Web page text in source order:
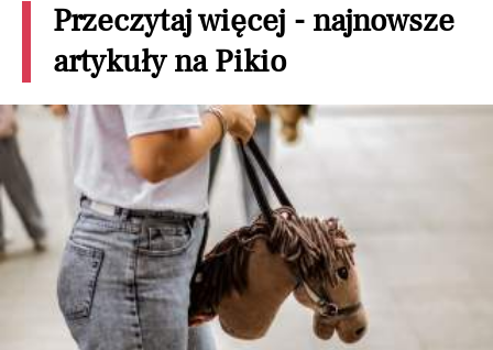
Przeczytaj więcej - najnowsze
artykuły na Pikio